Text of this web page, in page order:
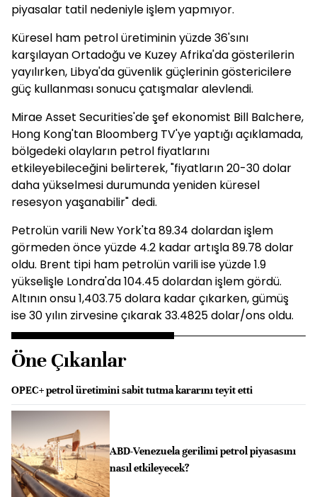
piyasalar tatil nedeniyle işlem yapmıyor.
Küresel ham petrol üretiminin yüzde 36'sını
karşılayan Ortadoğu ve Kuzey Afrika'da gösterilerin
yayılırken, Libya'da güvenlik güçlerinin göstericilere
güç kullanması sonucu çatışmalar alevlendi.
Mirae Asset Securities'de şef ekonomist Bill Balchere,
Hong Kong'tan Bloomberg TV'ye yaptığı açıklamada,
bölgedeki olayların petrol fiyatlarını
etkileyebileceğini belirterek, "fiyatların 20-30 dolar
daha yükselmesi durumunda yeniden küresel
resesyon yaşanabilir" dedi.
Petrolün varili New York'ta 89.34 dolardan işlem
görmeden önce yüzde 4.2 kadar artışla 89.78 dolar
oldu. Brent tipi ham petrolün varili ise yüzde 1.9
yükselişle Londra'da 104.45 dolardan işlem gördü.
Altının onsu 1,403.75 dolara kadar çıkarken, gümüş
ise 30 yılın zirvesine çıkarak 33.4825 dolar/ons oldu.
Öne Çıkanlar
OPEC+ petrol üretimini sabit tutma kararını teyit etti
ABD-Venezuela gerilimi petrol piyasasını
nasıl etkileyecek?